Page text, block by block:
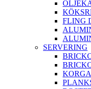
FLING
SERVERING